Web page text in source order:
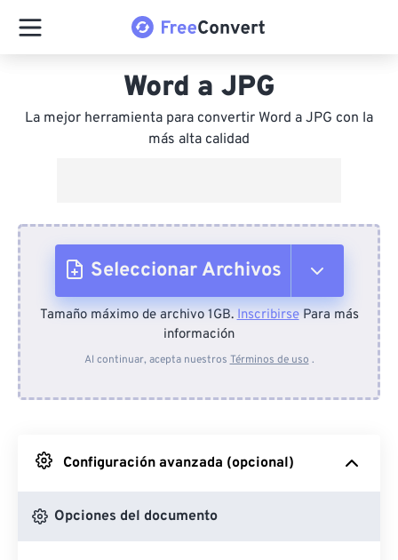
Word a JPG
La mejor herramienta para convertir Word a JPG con la
más alta calidad
Seleccionar Archivos
Desde el dispositivo
Desde Google Drive
Desde OneDrive
Tamaño máximo de archivo 1GB.InscribirsePara más
información
Al continuar, acepta nuestros Términos de uso .
Configuración avanzada (opcional)
Opciones del documento